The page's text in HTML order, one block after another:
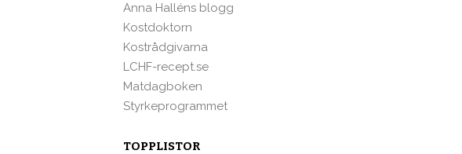
Anna Halléns blogg
Kostdoktorn
Kostrådgivarna
LCHF-recept.se
Matdagboken
Styrkeprogrammet
TOPPLISTOR